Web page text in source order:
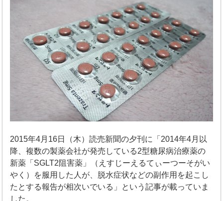
2015年4月16日（木）読売新聞の夕刊に「2014年4月以
降、複数の製薬会社が発売している2型糖尿病治療薬の
新薬「SGLT2阻害薬」（えすじーえるてぃーつーそがい
やく）を服用した人が、脱水症状などの副作用を起こし
たとする報告が相次いでいる」という記事が載っていま
した。